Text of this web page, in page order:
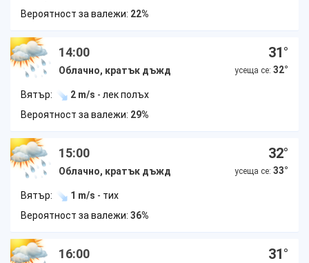
Вероятност за валежи: 22%
14:00
Облачно, кратък дъжд
31°
усеща се: 32°
Вятър: 2 m/s - лек полъх
Вероятност за валежи: 29%
15:00
Облачно, кратък дъжд
32°
усеща се: 33°
Вятър: 1 m/s - тих
Вероятност за валежи: 36%
16:00 31°